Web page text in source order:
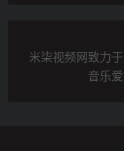
米柒视频网致力
音乐